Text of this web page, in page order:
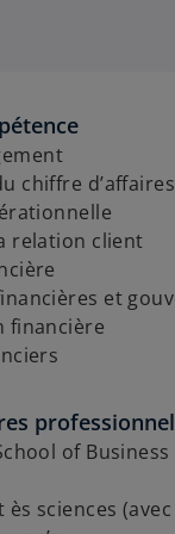
chiffre d’affaires
relation client
et
financière
of
ès sciences